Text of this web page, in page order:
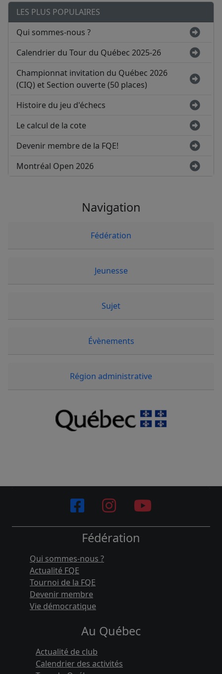
LES PLUS POPULAIRES
Qui sommes-nous ?
Calendrier du Tour du Québec 2025-26
Championnat invitation du Québec 2026
(CIQ) et Section ouverte (50 places)
Histoire du jeu d'échecs
Le calcul de la cote
Devenir membre de la FQE!
Montréal Open 2026
Navigation
Fédération
Jeunesse
Sujet
Évènements
Région administrative
Fédération
Qui sommes-nous ?
Actualité FQE
Tournoi de la FQE
Devenir membre
Vie démocratique
Au Québec
Actualité de club
Calendrier des activités